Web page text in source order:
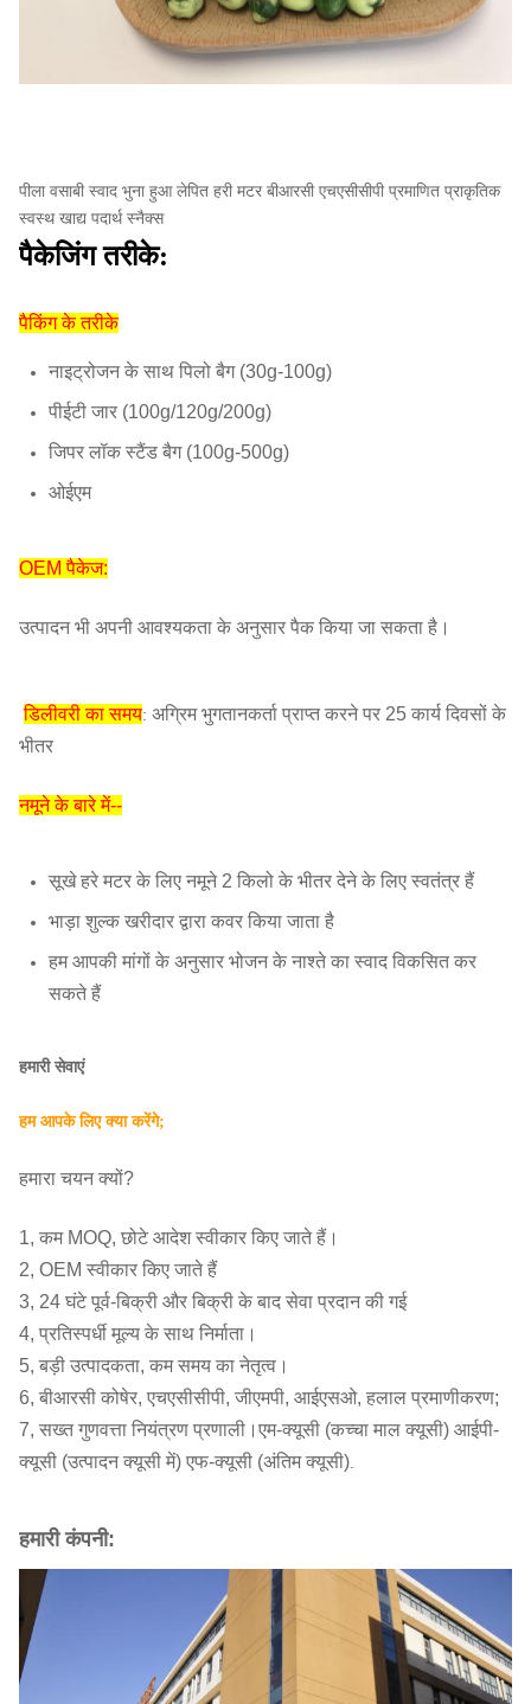
पीला वसाबी स्वाद भुना हुआ लेपित हरी मटर बीआरसी एचएसीसीपी प्रमाणित प्राकृतिक
स्वस्थ खाद्य पदार्थ स्नैक्स
पैकेजिंग तरीके:
पैकिंग के तरीके
नाइट्रोजन के साथ पिलो बैग (30g-100g)
पीईटी जार (100g/120g/200g)
जिपर लॉक स्टैंड बैग (100g-500g)
ओईएम
OEM पैकेज:
उत्पादन भी अपनी आवश्यकता के अनुसार पैक किया जा सकता है।
डिलीवरी का समय: अग्रिम भुगतानकर्ता प्राप्त करने पर 25 कार्य दिवसों के
भीतर
नमूने के बारे में--
सूखे हरे मटर के लिए नमूने 2 किलो के भीतर देने के लिए स्वतंत्र हैं
भाड़ा शुल्क खरीदार द्वारा कवर किया जाता है
हम आपकी मांगों के अनुसार भोजन के नाश्ते का स्वाद विकसित कर
सकते हैं
हमारी सेवाएं
हम आपके लिए क्या करेंगे;
हमारा चयन क्यों?
1, कम MOQ, छोटे आदेश स्वीकार किए जाते हैं।
2, OEM स्वीकार किए जाते हैं
3, 24 घंटे पूर्व-बिक्री और बिक्री के बाद सेवा प्रदान की गई
4, प्रतिस्पर्धी मूल्य के साथ निर्माता।
5, बड़ी उत्पादकता, कम समय का नेतृत्व।
6, बीआरसी कोषेर, एचएसीसीपी, जीएमपी, आईएसओ, हलाल प्रमाणीकरण;
7, सख्त गुणवत्ता नियंत्रण प्रणाली।एम-क्यूसी (कच्चा माल क्यूसी) आईपी-
क्यूसी (उत्पादन क्यूसी में) एफ-क्यूसी (अंतिम क्यूसी)
हमारी कंपनी: